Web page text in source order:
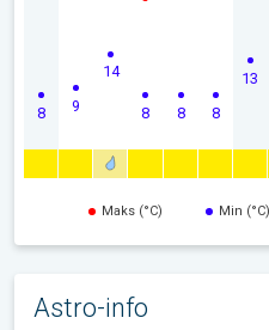
8 9
14
8 8 8
13
Maks (°C) Min (°C)
Astro-info